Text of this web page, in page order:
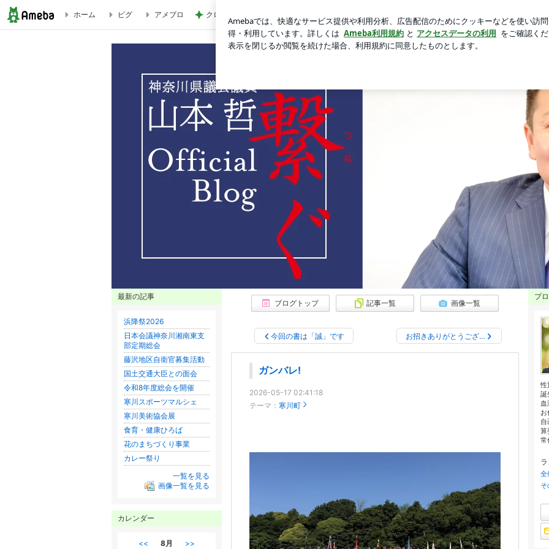
ガンバレ! | 神奈川県議会議員 山本哲オフィシャルブログ 「懸ける思い」
ホーム ピグ アメブロ クロ 喉に刺さった魚の骨で耳鼻科 ロ
ブログトップ 記事一覧 画像一覧
今回の書は「誠」です お招きありがとうござ…
ガンバレ!
2026-05-17 02:41:18
テーマ： 寒川町
プ
性
誕
血
お
算
常
全
そ
最新の記事
浜降祭2026
日本会議神奈川湘南東支
部定期総会
藤沢地区自衛官募集活動
国土交通大臣との面会
令和8年度総会を開催
寒川スポーツマルシェ
寒川美術協会展
食育・健康ひろば
花のまちづくり事業
カレー祭り
一覧を見る
画像一覧を見る
カレンダー
<< 8月 >>